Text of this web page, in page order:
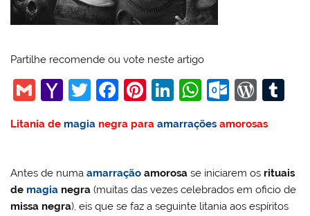
Partilhe recomende ou vote neste artigo
G
ai
Y
h
o
M
T
itt
F
c
b
o
Pi
er
st
Li
k
dI
n
W
at
A
p
O
lo
k.
c
W
d
e
ss
r
Litania de magia negra paraamarrações amorosas
Antes de numaamarração amorosa se iniciarem os rituais
de magia negra(muitas das vezes celebrados em oficio de
missa negra), eis que se faz a seguinte litania aos espíritos